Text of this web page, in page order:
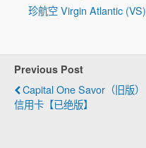
珍航空 Virgin Atlantic (VS)
Previous Post
Capital One Savor（旧版）
信用卡【已绝版】